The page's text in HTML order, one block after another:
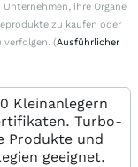
ihre Organe
zu kaufen oder
verfolgen. (Ausführlicher
Kleinanlegern
Turbo-
Produkte und
geeignet.